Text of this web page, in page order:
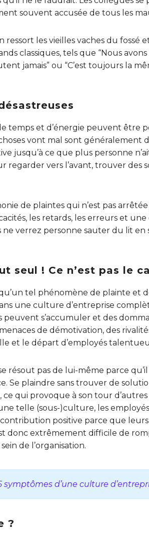
souvent accusée de tous les
ressort les vieilles vaches du fossé
classiques, tels que “Nous avons
jamais” ou “C’est toujours la
temps et d’énergie peuvent être
vont mal sont
jusqu’à ce que plus personne
regarder vers l’avant, trouver
de plaintes qui n’est pas
les retards, les erreurs et
ne verrez personne sauter du lit
seul ! Ce n’est pas le
tel phénomène de plainte et
une culture d’entreprise
peuvent s’accumuler et des
de démotivation, des
et le départ d’employés
résout pas de lui-même parce
Se plaindre sans trouver de
ce qui provoque à son tour
telle (sous-)culture, les
positive parce que
donc extrêmement difficile de
de l’organisation.
symptômes d’une culture
?